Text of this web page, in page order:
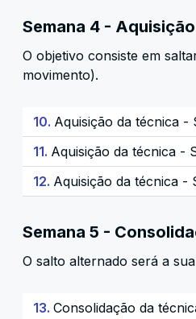
Semana 4 -
O objetivo consiste em
movimento).
10. Aquisição da técnica -
11. Aquisição da técnica -
12. Aquisição da técnica -
Semana 5 -
O salto alternado será a
13. Consolidação da